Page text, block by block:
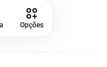
Opções